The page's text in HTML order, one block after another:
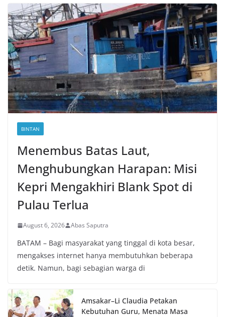
BINTAN
Menembus Batas Laut,
Menghubungkan Harapan: Misi
Kepri Mengakhiri Blank Spot di
Pulau Terlua
August 6, 2026 Abas Saputra
BATAM – Bagi masyarakat yang tinggal di kota besar,
mengakses internet hanya membutuhkan beberapa
detik. Namun, bagi sebagian warga di
Amsakar–Li Claudia Petakan
Kebutuhan Guru, Menata Masa